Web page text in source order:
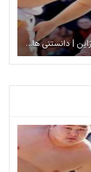
۳۰ مطلب جذاب و باورنکردنی در مورد عجایب ژاپن | دانستنی های ژاپن